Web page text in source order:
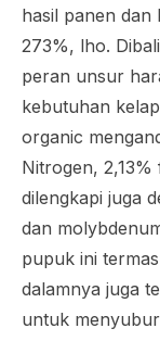
hasil panen dan
273%, lho.
peran unsur
kebutuhan
organic
Nitrogen,
dilengkapi juga
dan
pupuk ini
dalamnya juga
untuk